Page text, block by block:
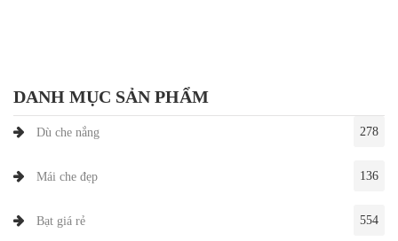
DANH MỤC SẢN PHẨM
Dù che nắng 278
Mái che đẹp 136
Bạt giá rẻ 554